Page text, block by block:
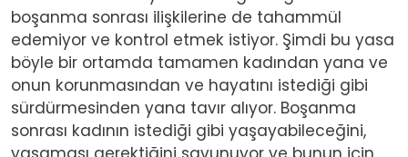
boşanma sonrası ilişkilerine de tahammül
edemiyor ve kontrol etmek istiyor. Şimdi bu yasa
böyle bir ortamda tamamen kadından yana ve
onun korunmasından ve hayatını istediği gibi
sürdürmesinden yana tavır alıyor. Boşanma
sonrası kadının istediği gibi yaşayabileceğini,